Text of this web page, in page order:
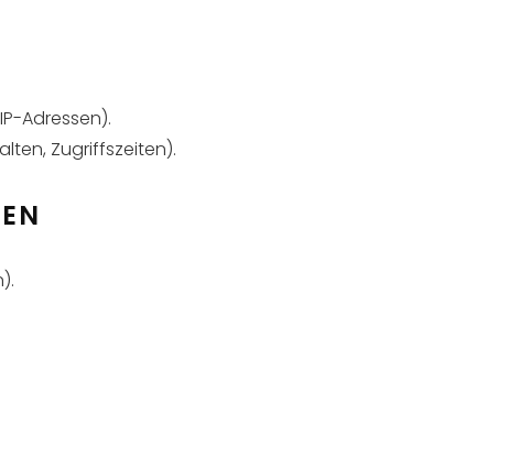
Adressen).
Zugriffszeiten).